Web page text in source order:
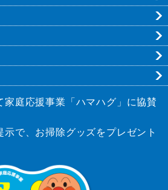
家庭応援事業「ハマハグ」に協賛
で、お掃除グッズをプレゼント